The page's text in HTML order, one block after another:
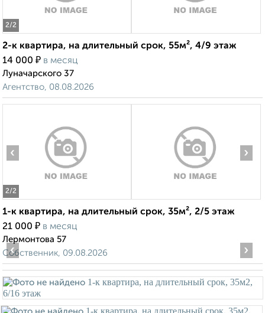
2/2
2-к квартира, на длительный срок, 55м², 4/9 этаж
14 000 ₽ в месяц
Луначарского 37
Агентство, 08.08.2026
2/2
‹ ›
1-к квартира, на длительный срок, 35м², 2/5 этаж
21 000 ₽ в месяц
Лермонтова 57
Собственник, 09.08.2026
‹ ›